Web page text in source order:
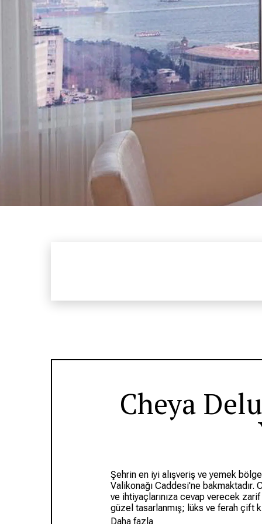
Cheya
Şehrin en iyi alışveriş ve yemek
Valikonağı Caddesi'ne bakmaktadır.
ve ihtiyaçlarınıza cevap verecek
güzel tasarlanmış; lüks ve ferah çift
gezginleri ve eğlence
Daha fazla